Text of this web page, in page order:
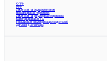
ОГРН
ИНН
Лицензия на осуществление
пассажирских перевозок
Лицензия на регулярные перевозки
Категорирование ТС
Повышение квалификации водителей
Диплом диспетчера